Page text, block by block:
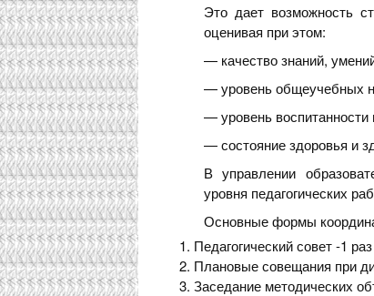
Это дает возможность
оценивая при этом:
— качество знаний,
— уровень общеучебных
— уровень воспитанности
— состояние здоровья и
В управлении
уровня педагогических
Основные формы
Педагогический совет -1
Плановые совещания при
Заседание методических